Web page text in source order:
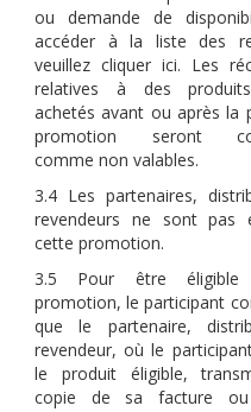
ou demande de
accéder à la liste des
veuillez cliquer ici. Les
relatives à des
achetés avant ou après la
promotion seront
comme non valables.
3.4 Les partenaires,
revendeurs ne sont pas
cette promotion.
3.5 Pour être
promotion, le participant
que le partenaire,
revendeur, où le
le produit éligible,
copie de sa facture